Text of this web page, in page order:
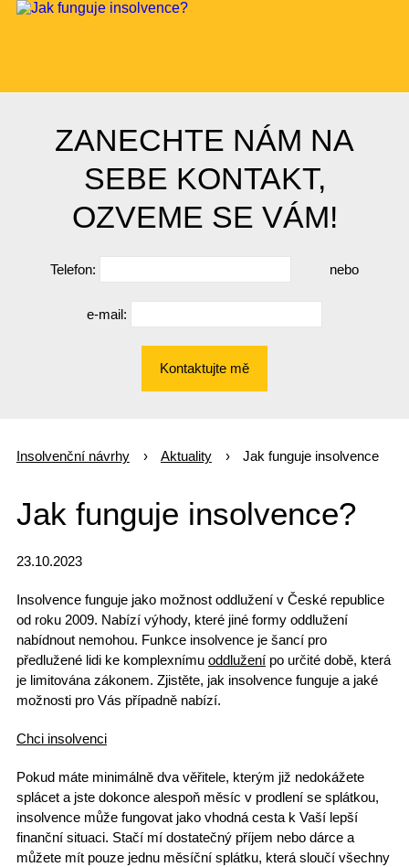
ZANECHTE NÁM NA
SEBE KONTAKT,
OZVEME SE VÁM!
Telefon: nebo
e-mail:
Kontaktujte mě
Insolvenční návrhy Aktuality Jak funguje insolvence
Jak funguje insolvence?
23.10.2023
Insolvence funguje jako možnost oddlužení v České republice
od roku 2009. Nabízí výhody, které jiné formy oddlužení
nabídnout nemohou. Funkce insolvenceje šancí pro
předlužené lidi ke komplexnímu oddluženípo určité době, která
je limitována zákonem. Zjistěte, jak insolvence fungujea jaké
možnosti pro Vás případně nabízí.
Chci insolvenci
Pokud máte minimálně dva věřitele, kterým již nedokážete
splácet a jste dokonce alespoň měsíc v prodlení se splátkou,
insolvence může fungovat jako vhodná cesta k Vaší lepší
finanční situaci. Stačí mí dostatečný příjem nebo dárce a
můžete mít pouze jednu měsíční splátku, která sloučí všechny